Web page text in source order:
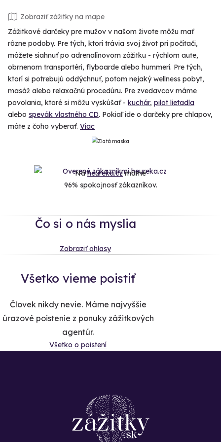
Zobraziť zážitky na mape
Zážitkové darčeky pre mužov v našom živote môžu mať
rôzne podoby. Pre tých, ktorí trávia svoj život pri počítači,
môžete siahnuť po adrenalínovom zážitku - rýchlom aute,
obrnenom transportéri, flyboarde alebo hummeri. Pre tých,
ktorí si potrebujú oddýchnuť, potom nejaký wellness pobyt,
masáž alebo relaxačnú procedúru. Pre zvedavcov máme
povolania, ktoré si môžu vyskúšať - kuchár, pilot lietadla
alebo spevák vlastného CD. Pokiaľ ide o darčeky pre chlapov,
máte z čoho vyberať. Viac
Naheureka.czmáme
96% spokojnosť zákazníkov.
Čo si o nás myslia
Zobraziť ohlasy
Všetko vieme poistiť
Človek nikdy nevie. Máme najvyššie
úrazové poistenie z ponuky zážitkových
agentúr.
Všetko o poistení